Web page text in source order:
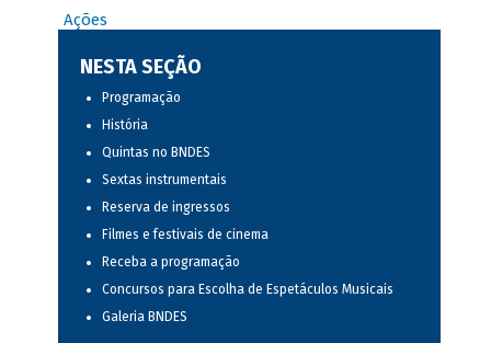
Ações
NESTA SEÇÃO
Programação
História
Quintas no BNDES
Sextas instrumentais
Reserva de ingressos
Filmes e festivais de cinema
Receba a programação
Concursos para Escolha de Espetáculos Musicais
Galeria BNDES